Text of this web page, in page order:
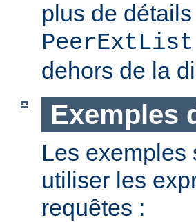
plus de
PeerExtList
dehors de la
Exemples
Les exemples
utiliser les
requêtes :